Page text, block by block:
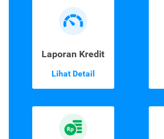
Laporan Kredit
Lihat Detail